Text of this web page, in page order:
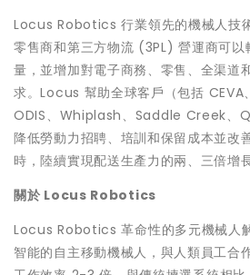
Locus Robotics 行業領先的機械人技
零售商和第三方物流 (3PL) 營運商可以
量，並增加對電子商務、零售、全渠道
求。Locus 幫助全球客戶（包括 CEVA
ODIS、Whiplash、Saddle Creek、
降低勞動力招聘、培訓和保留成本並改
時，陸續實現配送生產力的兩、三倍增長
關於 Locus Robotics
Locus Robotics 革命性的多元機械人
智能的自主移動機械人，與人類員工合